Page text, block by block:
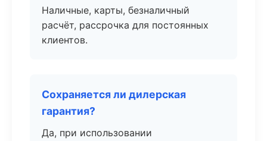
Наличные, карты, безналичный
расчёт, рассрочка для постоянных
клиентов.
Сохраняется ли дилерская
гарантия?
Да, при использовании